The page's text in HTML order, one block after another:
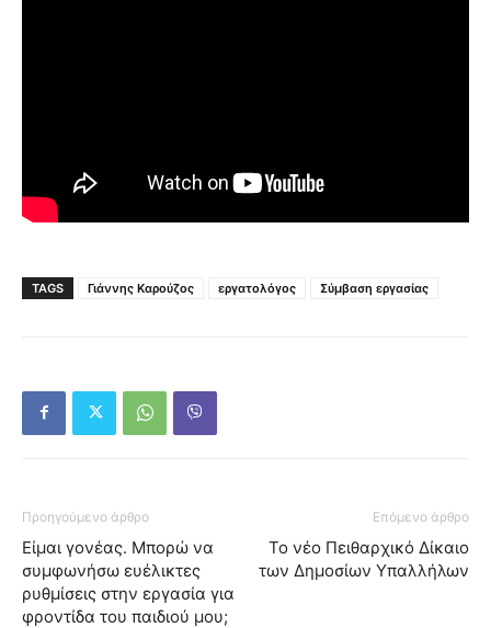
TAGS Γιάννης Καρούζος εργατολόγος Σύμβαση εργασίας
Προηγούμενο άρθρο
Είμαι γονέας. Μπορώ να
συμφωνήσω ευέλικτες
ρυθμίσεις στην εργασία για
φροντίδα του παιδιού μου;
Επόμενο άρθρο
Το νέο Πειθαρχικό Δίκαιο
των Δημοσίων Υπαλλήλων